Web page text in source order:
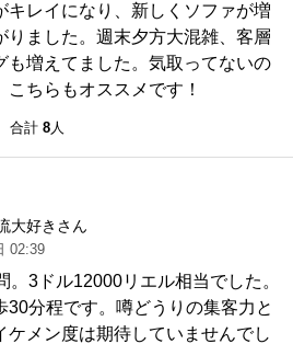
キレイになり、新しくソファが増
りました。週末夕方大混雑、客層
も増えてました。気取ってないの
ちらもオススメです！
合計 8人
大好きさん
02:39
。3ドル12000リエル相当でした。
30分程です。噂どうりの集客力と
ケメン度は期待していませんでし